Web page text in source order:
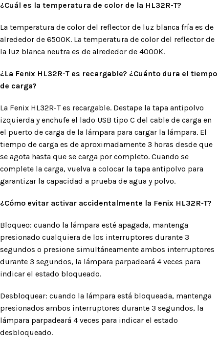
¿Cuál es la temperatura de color de la HL32R-T?
La temperatura de color del reflector de luz blanca fría es de
alrededor de 6500K. La temperatura de color del reflector de
la luz blanca neutra es de alrededor de 4000K.
¿La Fenix HL32R-T es recargable? ¿Cuánto dura el tiempo
de carga?
La Fenix HL32R-T es recargable. Destape la tapa antipolvo
izquierda y enchufe el lado USB tipo C del cable de carga en
el puerto de carga de la lámpara para cargar la lámpara. El
tiempo de carga es de aproximadamente 3 horas desde que
se agota hasta que se carga por completo. Cuando se
complete la carga, vuelva a colocar la tapa antipolvo para
garantizar la capacidad a prueba de agua y polvo.
¿Cómo evitar activar accidentalmente la Fenix HL32R-T?
Bloqueo: cuando la lámpara esté apagada, mantenga
presionado cualquiera de los interruptores durante 3
segundos o presione simultáneamente ambos interruptores
durante 3 segundos, la lámpara parpadeará 4 veces para
indicar el estado bloqueado.
Desbloquear: cuando la lámpara está bloqueada, mantenga
presionados ambos interruptores durante 3 segundos, la
lámpara parpadeará 4 veces para indicar el estado
desbloqueado.